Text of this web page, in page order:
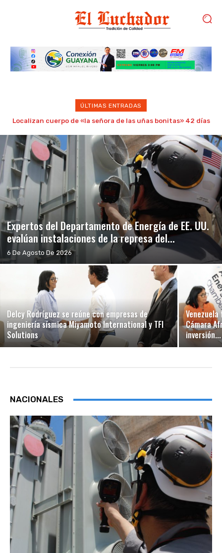
ÚLTIMAS ENTRADAS
Madre e hijo fueron detenidos por prender fuego a una
Expertos del Departamento de Energía de EE. UU.
evalúan instalaciones de la represa del...
6 De Agosto De 2026
Delcy Rodríguez se reúne con empresas de
ingeniería sísmica Miyamoto International y TFI
Solutions
Cámara
inversión...
NACIONALES